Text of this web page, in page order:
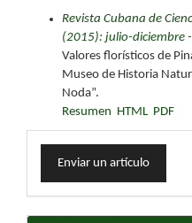
Revista Cubana de
(2015): julio-diciembre
Valores florísticos de
Museo de Historia
Noda”.
Resumen HTML PDF
Enviar
unEnviar un artículo